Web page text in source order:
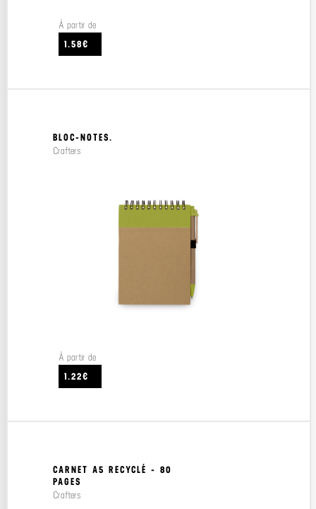
À partir de
1.58€
BLOC-NOTES.
Crafters
À partir de
1.22€
CARNET A5 RECYCLÉ - 80
PAGES
Crafters